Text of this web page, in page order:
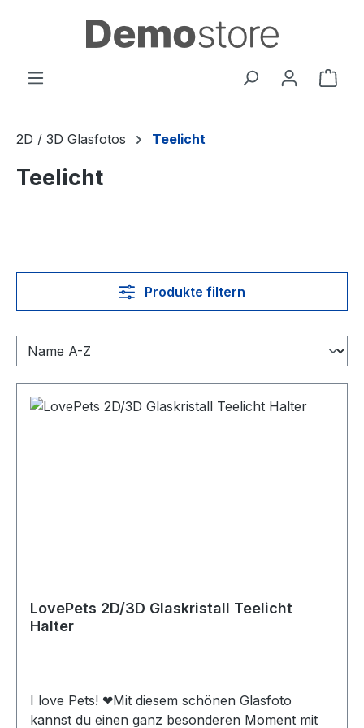
Zum Hauptinhalt springen
2D / 3D Glasfotos Teelicht
Teelicht
Produkte filtern
LovePets 2D/3D Glaskristall Teelicht
Halter
I love Pets! ❤Mit diesem schönen Glasfoto
kannst du einen ganz besonderen Moment mit